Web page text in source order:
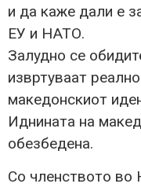
и да каже дали е
ЕУ и НАТО.
Залудно се
извртуваат
македонскиот
Иднината на
обезбедена.
Со членството во